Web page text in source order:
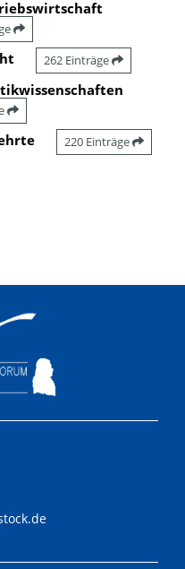
262 Einträge
220 Einträge